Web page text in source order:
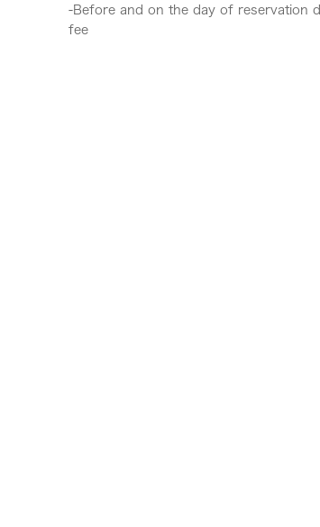
-Before and on the day of reservation
fee